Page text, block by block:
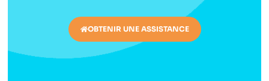
OBTENIR UNE ASSISTANCE